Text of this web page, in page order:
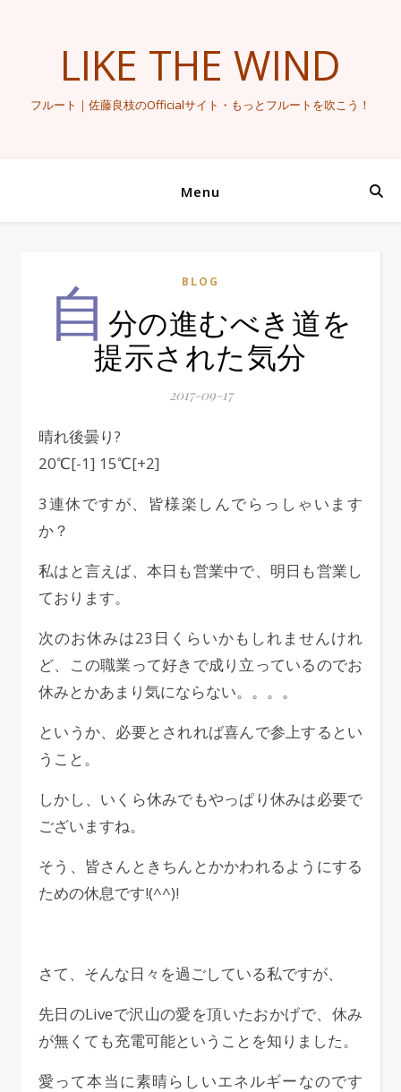
LIKE THE WIND
フルート｜佐藤良枝のOfficialサイト・もっとフルートを吹こう！
Menu
BLOG
自 分の進むべき道を
提示された気分
2017-09-17
晴れ後曇り?
20℃[-1] 15℃[+2]
3連休ですが、皆様楽しんでらっしゃいます
か？
私はと言えば、本日も営業中で、明日も営業し
ております。
次のお休みは23日くらいかもしれませんけれ
ど、この職業って好きで成り立っているのでお
休みとかあまり気にならない。。。。
というか、必要とされれば喜んで参上するとい
うこと。
しかし、いくら休みでもやっぱり休みは必要で
ございますね。
そう、皆さんときちんとかかわれるようにする
ための休息です!(^^)!
さて、そんな日々を過ごしている私ですが、
先日のLiveで沢山の愛を頂いたおかげで、休み
が無くても充電可能ということを知りました。
愛って本当に素晴らしいエネルギーなのです